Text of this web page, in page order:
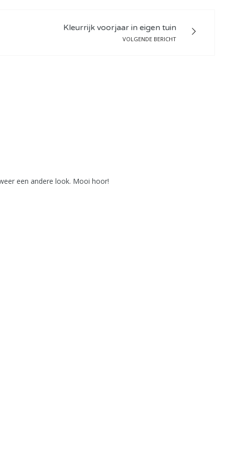
Kleurrijk voorjaar in eigen tuin
VOLGENDE BERICHT
een andere look. Mooi hoor!